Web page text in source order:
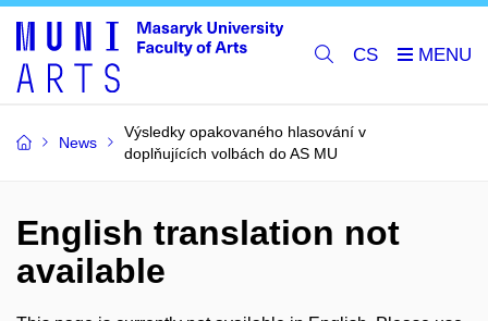
CS
News
Výsledky opakovaného hlasování v
doplňujících volbách do AS MU
English translation not
available